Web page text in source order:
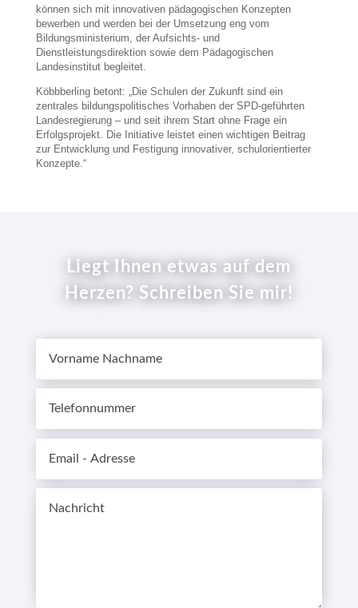
können sich mit innovativen pädagogischen Konzepten
bewerben und werden bei der Umsetzung eng vom
Bildungsministerium, der Aufsichts- und
Dienstleistungsdirektion sowie dem Pädagogischen
Landesinstitut begleitet.
Köbbberling betont: „Die Schulen der Zukunft sind ein
zentrales bildungspolitisches Vorhaben der SPD-geführten
Landesregierung – und seit ihrem Start ohne Frage ein
Erfolgsprojekt. Die Initiative leistet einen wichtigen Beitrag
zur Entwicklung und Festigung innovativer, schulorientierter
Konzepte.“
Liegt Ihnen etwas auf dem
Herzen? Schreiben Sie mir!